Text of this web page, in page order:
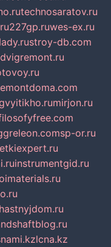
technosaratov.ru
227gp.ruwes-ex.ru
stroy-db.com
dvigremont.ru
vyitikho.rumirjon.ru
greleon.comsp-or.ru
instrumentgid.ru
lcna.kz